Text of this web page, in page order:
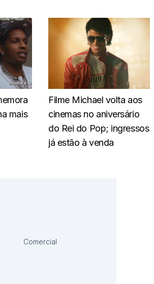
mais
Filme Michael volta aos
cinemas no aniversário
do Rei do Pop; ingressos
já estão à venda
Comercial